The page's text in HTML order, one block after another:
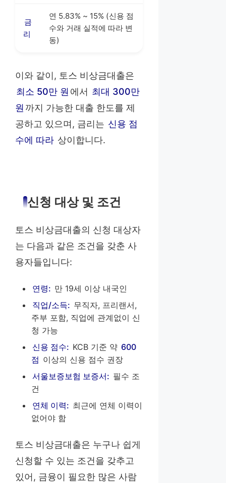
금
리
연 5.83% ~ 15% (신용 점
수와 거래 실적에 따라 변
동)
이와 같이, 토스 비상금대출은
최소 50만 원 에서 최대 300만
원 까지 가능한 대출 한도를 제
공하고 있으며, 금리는 신용 점
수에 따라 상이합니다.
신청 대상 및 조건
토스 비상금대출의 신청 대상자
는 다음과 같은 조건을 갖춘 사
용자들입니다:
연령: 만 19세 이상 내국인
직업/소득: 무직자, 프리랜서,
주부 포함, 직업에 관계없이 신
청 가능
신용 점수: KCB 기준 약 600
점 이상의 신용 점수 권장
서울보증보험 보증서: 필수 조
건
연체 이력: 최근에 연체 이력이
없어야 함
토스 비상금대출은 누구나 쉽게
신청할 수 있는 조건을 갖추고
있어, 금융이 필요한 많은 사람